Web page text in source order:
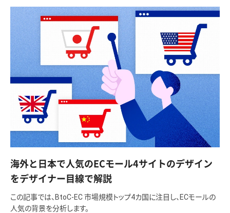
海外と日本で人気のECモール4サイトのデザイン
をデザイナー目線で解説
この記事では、BtoC-EC 市場規模トップ4カ国に注目し、ECモールの
人気の背景を分析します。